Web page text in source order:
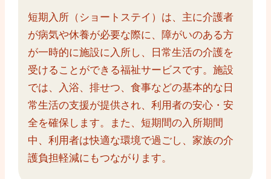
短期入所（ショートステイ）は、主に介護者
が病気や休養が必要な際に、障がいのある方
が一時的に施設に入所し、日常生活の介護を
受けることができる福祉サービスです。施設
では、入浴、排せつ、食事などの基本的な日
常生活の支援が提供され、利用者の安心・安
全を確保します。また、短期間の入所期間
中、利用者は快適な環境で過ごし、家族の介
護負担軽減にもつながります。